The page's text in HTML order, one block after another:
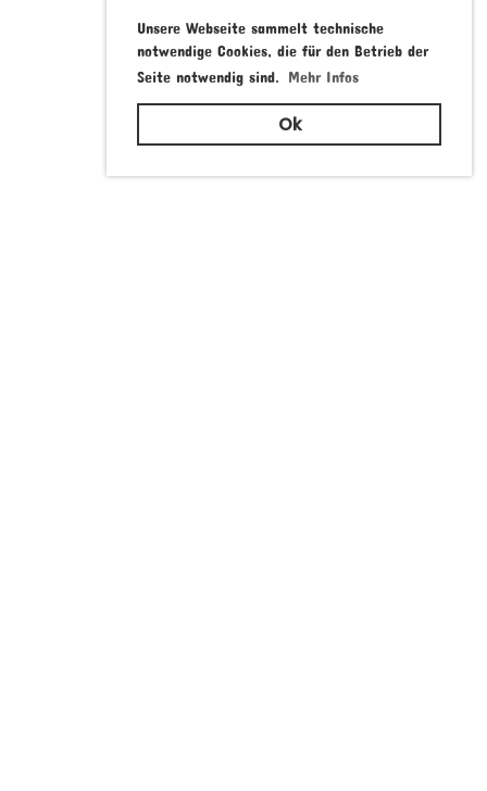
Unsere Webseite sammelt technische
notwendige Cookies, die für den Betrieb der
Seite notwendig sind. Mehr Infos
Ok